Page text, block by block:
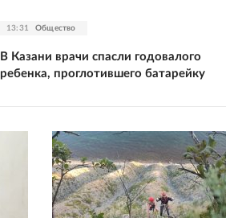
13:31 Общество
В Казани врачи спасли годовалого
ребенка, проглотившего батарейку